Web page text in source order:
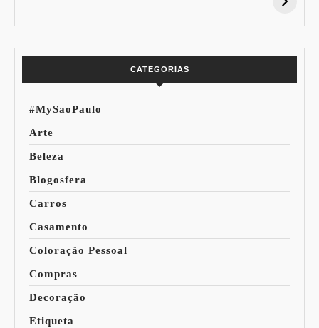
CATEGORIAS
#MySaoPaulo
Arte
Beleza
Blogosfera
Carros
Casamento
Coloração Pessoal
Compras
Decoração
Etiqueta